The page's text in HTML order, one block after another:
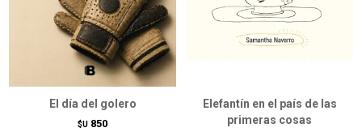
El día del golero
$U 850
Elefantín en el país de las
primeras cosas